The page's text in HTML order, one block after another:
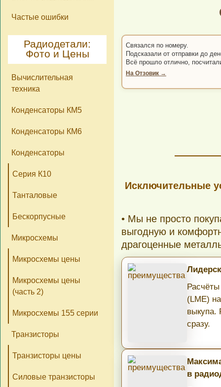
Связался по номеру.
Подсказали от отправки до
Всё прошло отлично,
На Отзовик →
Исключительные
• Мы не просто
выгодную и
драгоценные
(LME)
выкупа.
сразу.
в
Частые ошибки
Радиодетали:
Фото и Цены
Вычислительная
техника
Конденсаторы КМ5
Конденсаторы КМ6
Конденсаторы
Серия К10
Танталовые
Бескорпусные
Микросхемы
Микросхемы цены
Микросхемы цены
(часть 2)
Микросхемы 155 серии
Транзисторы
Транзисторы цены
Силовые транзисторы